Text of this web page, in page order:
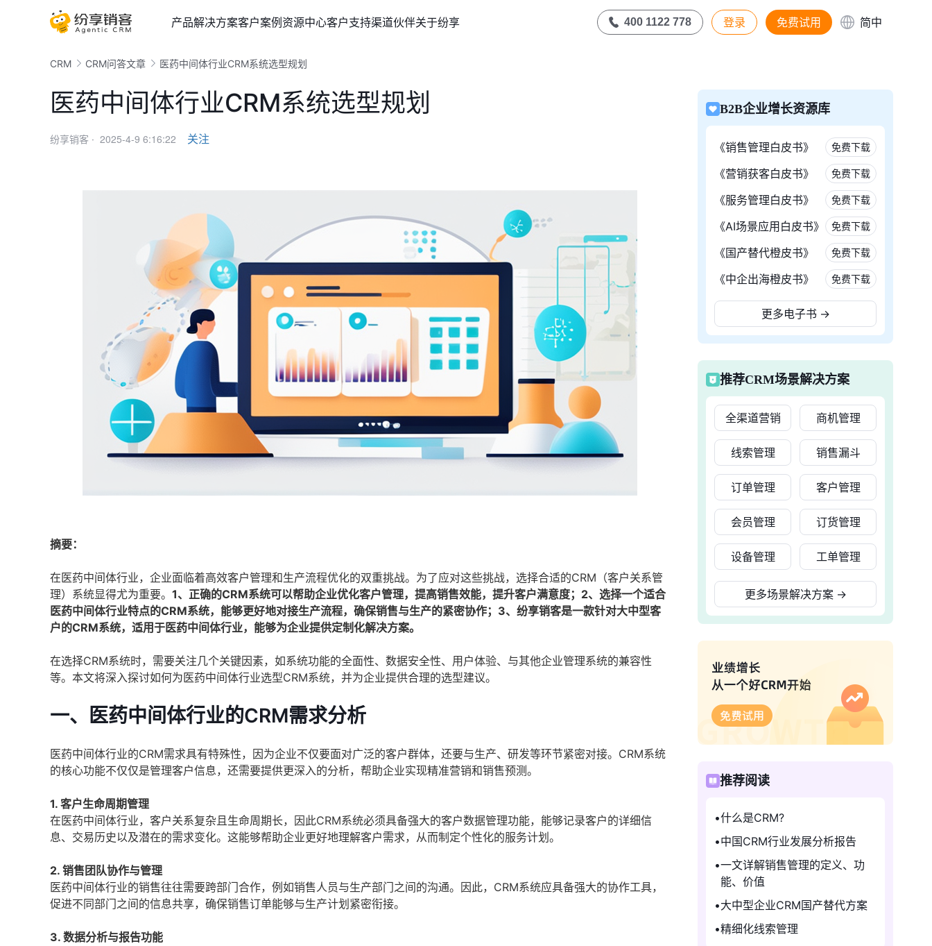
产品解决方案客户案例资源中心客户支持渠道伙伴关于纷享 400 1122 778 登录 免费试用 简中
CRM CRM问答文章 医药中间体行业CRM系统选型规划
医药中间体行业CRM系统选型规划
纷享销客 · 2025-4-9 6:16:22 关注
摘要：
在医药中间体行业，企业面临着高效客户管理和生产流程优化的双重挑战。为了应对这些挑战，选择合适的CRM（客户关系管
理）系统显得尤为重要。 1、正确的CRM系统可以帮助企业优化客户管理，提高销售效能，提升客户满意度；2、选择一个适合
医药中间体行业特点的CRM系统，能够更好地对接生产流程，确保销售与生产的紧密协作；3、纷享销客是一款针对大中型客
户的CRM系统，适用于医药中间体行业，能够为企业提供定制化解决方案。
在选择CRM系统时，需要关注几个关键因素，如系统功能的全面性、数据安全性、用户体验、与其他企业管理系统的兼容性
等。本文将深入探讨如何为医药中间体行业选型CRM系统，并为企业提供合理的选型建议。
一、医药中间体行业的CRM需求分析
医药中间体行业的CRM需求具有特殊性，因为企业不仅要面对广泛的客户群体，还要与生产、研发等环节紧密对接。CRM系统
的核心功能不仅仅是管理客户信息，还需要提供更深入的分析，帮助企业实现精准营销和销售预测。
1. 客户生命周期管理
在医药中间体行业，客户关系复杂且生命周期长，因此CRM系统必须具备强大的客户数据管理功能，能够记录客户的详细信
息、交易历史以及潜在的需求变化。这能够帮助企业更好地理解客户需求，从而制定个性化的服务计划。
2. 销售团队协作与管理
医药中间体行业的销售往往需要跨部门合作，例如销售人员与生产部门之间的沟通。因此，CRM系统应具备强大的协作工具，
促进不同部门之间的信息共享，确保销售订单能够与生产计划紧密衔接。
3. 数据分析与报告功能
B2B企业增长资源库
《销售管理白皮书》 免费下载
《营销获客白皮书》 免费下载
《服务管理白皮书》 免费下载
《AI场景应用白皮书》 免费下载
《国产替代橙皮书》 免费下载
《中企出海橙皮书》 免费下载
更多电子书 →
推荐CRM场景解决方案
全渠道营销 商机管理
线索管理 销售漏斗
订单管理 客户管理
会员管理 订货管理
设备管理 工单管理
更多场景解决方案 →
推荐阅读
什么是CRM?
中国CRM行业发展分析报告
一文详解销售管理的定义、功
能、价值
大中型企业CRM国产替代方案
精细化线索管理